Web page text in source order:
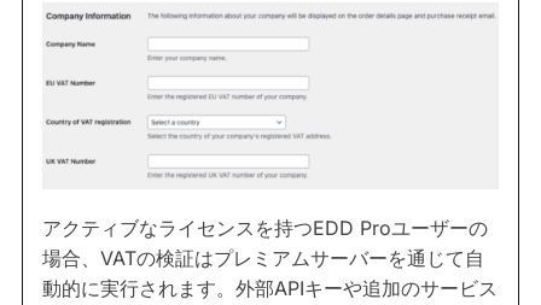
アクティブなライセンスを持つEDD Proユーザーの
場合、VATの検証はプレミアムサーバーを通じて自
動的に実行されます。外部APIキーや追加のサービス